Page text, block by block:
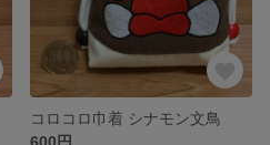
コロコロ巾着 シナモン文鳥
600円